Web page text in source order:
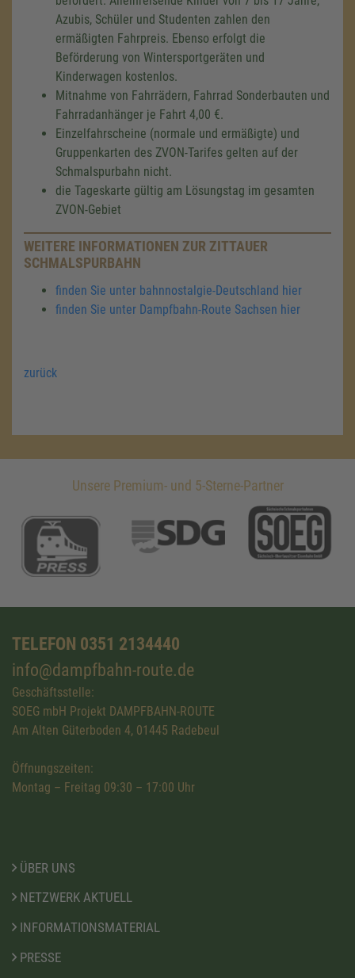
Azubis, Schüler und Studenten zahlen den
ermäßigten Fahrpreis. Ebenso erfolgt die
Beförderung von Wintersportgeräten und
Kinderwagen kostenlos.
Mitnahme von Fahrrädern, Fahrrad Sonderbauten und
Fahrradanhänger je Fahrt 4,00 €.
Einzelfahrscheine (normale und ermäßigte) und
Gruppenkarten des ZVON-Tarifes gelten auf der
Schmalspurbahn nicht.
die Tageskarte gültig am Lösungstag im gesamten
ZVON-Gebiet
WEITERE INFORMATIONEN ZUR ZITTAUER
SCHMALSPURBAHN
finden Sie unter bahnnostalgie-Deutschland hier
finden Sie unter Dampfbahn-Route Sachsen hier
zurück
Unsere Premium- und 5-Sterne-Partner
TELEFON 0351 2134440
info@dampfbahn-route.de
Geschäftsstelle:
SOEG mbH Projekt DAMPFBAHN-ROUTE
Am Alten Güterboden 4, 01445 Radebeul
Öffnungszeiten:
Montag – Freitag 09:30 – 17:00 Uhr
ÜBER UNS
NETZWERK AKTUELL
INFORMATIONSMATERIAL
PRESSE